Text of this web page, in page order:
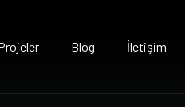
Blog İletişim